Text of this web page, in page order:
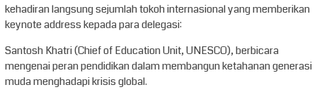
kehadiran langsung sejumlah tokoh internasional yang memberikan
keynote address kepada para delegasi:
Santosh Khatri (Chief of Education Unit, UNESCO), berbicara
mengenai peran pendidikan dalam membangun ketahanan generasi
muda menghadapi krisis global.